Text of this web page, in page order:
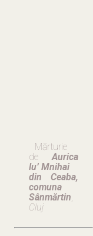
Mărturie
deAurica
lu’ Mnihai
din Ceaba,
comuna
Sânmărtin,
Cluj